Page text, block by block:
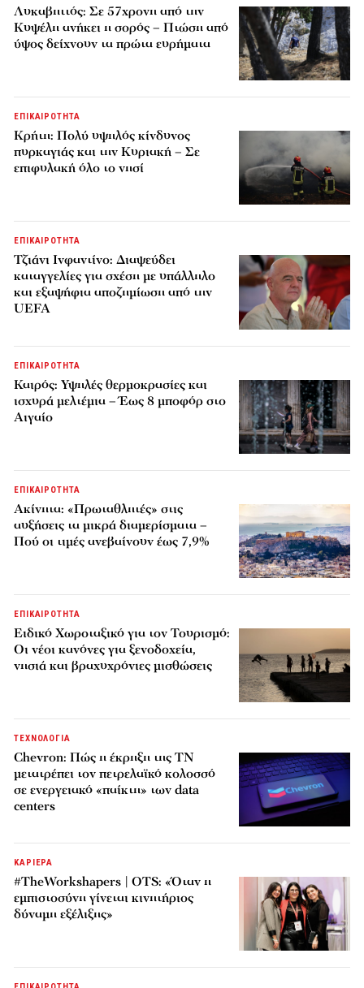
Λυκαβηττός: Σε 57χρονη από την
Κυψέλη ανήκει η σορός – Πτώση από
ύψος δείχνουν τα πρώτα ευρήματα
ΕΠΙΚΑΙΡΟΤΗΤΑ
Κρήτη: Πολύ υψηλός κίνδυνος
πυρκαγιάς και την Κυριακή – Σε
επιφυλακή όλο το νησί
ΕΠΙΚΑΙΡΟΤΗΤΑ
Τζιάνι Ινφαντίνο: Διαψεύδει
καταγγελίες για σχέση με υπάλληλο
και εξαψήφια αποζημίωση από την
UEFA
ΕΠΙΚΑΙΡΟΤΗΤΑ
Καιρός: Υψηλές θερμοκρασίες και
ισχυρά μελτέμια – Έως 8 μποφόρ στο
Αιγαίο
ΕΠΙΚΑΙΡΟΤΗΤΑ
Ακίνητα: «Πρωταθλητές» στις
αυξήσεις τα μικρά διαμερίσματα –
Πού οι τιμές ανεβαίνουν έως 7,9%
ΕΠΙΚΑΙΡΟΤΗΤΑ
Ειδικό Χωροταξικό για τον Τουρισμό:
Οι νέοι κανόνες για ξενοδοχεία,
νησιά και βραχυχρόνιες μισθώσεις
ΤΕΧΝΟΛΟΓΙΑ
Chevron: Πώς η έκρηξη της ΤΝ
μετατρέπει τον πετρελαϊκό κολοσσό
σε ενεργειακό «παίκτη» των data
centers
ΚΑΡΙΕΡΑ
#TheWorkshapers | OTS: «Όταν η
εμπιστοσύνη γίνεται κινητήριος
δύναμη εξέλιξης»